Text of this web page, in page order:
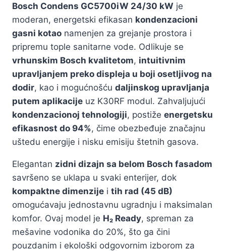
Bosch Condens GC5700iW 24/30 kW je
moderan, energetski efikasan kondenzacioni
gasni kotao namenjen za grejanje prostora i
pripremu tople sanitarne vode. Odlikuje se
vrhunskim Bosch kvalitetom, intuitivnim
upravljanjem preko displeja u boji osetljivog na
dodir, kao i mogućnošću daljinskog upravljanja
putem aplikacije uz K30RF modul. Zahvaljujući
kondenzacionoj tehnologiji, postiže energetsku
efikasnost do 94%, čime obezbeđuje značajnu
uštedu energije i nisku emisiju štetnih gasova.
Elegantan zidni dizajn sa belom Bosch fasadom
savršeno se uklapa u svaki enterijer, dok
kompaktne dimenzije i tih rad (45 dB)
omogućavaju jednostavnu ugradnju i maksimalan
komfor. Ovaj model je H₂ Ready, spreman za
mešavine vodonika do 20%, što ga čini
pouzdanim i ekološki odgovornim izborom za